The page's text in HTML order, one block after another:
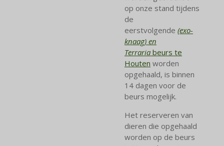
op onze stand tijdens
de
eerstvolgende (exo-
knaag) en
Terraria beurs te
Houten worden
opgehaald, is binnen
14 dagen voor de
beurs mogelijk.
Het reserveren van
dieren die opgehaald
worden op de beurs